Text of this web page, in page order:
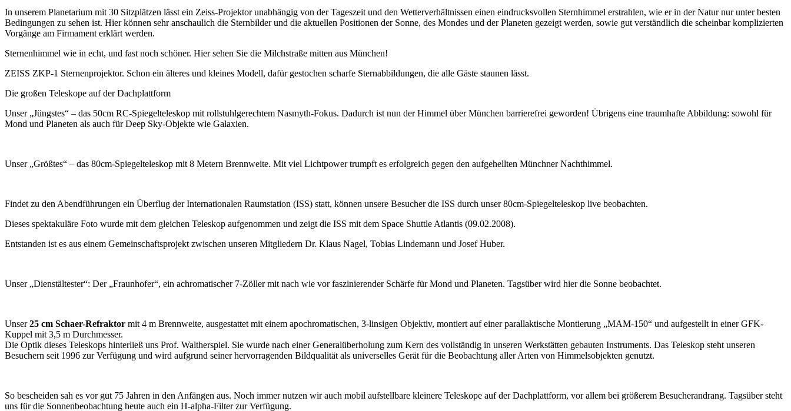
In unserem Planetarium mit 30 Sitzplätzen lässt ein Zeiss-Projektor unabhängig von der Tageszeit und den Wetterverhältnissen einen eindrucksvollen Sternhimmel erstrahlen, wie er in der Natur nur unter besten
Bedingungen zu sehen ist. Hier können sehr anschaulich die Sternbilder und die aktuellen Positionen der Sonne, des Mondes und der Planeten gezeigt werden, sowie gut verständlich die scheinbar komplizierten
Vorgänge am Firmament erklärt werden.
Sternenhimmel wie in echt, und fast noch schöner. Hier sehen Sie die Milchstraße mitten aus München!
ZEISS ZKP-1 Sternenprojektor. Schon ein älteres und kleines Modell, dafür gestochen scharfe Sternabbildungen, die alle Gäste staunen lässt.
Die großen Teleskope auf der Dachplattform
Unser „Jüngstes“ – das 50cm RC-Spiegelteleskop mit rollstuhlgerechtem Nasmyth-Fokus. Dadurch ist nun der Himmel über München barrierefrei geworden! Übrigens eine traumhafte Abbildung: sowohl für
Mond und Planeten als auch für Deep Sky-Objekte wie Galaxien.
Unser „Größtes“ – das 80cm-Spiegelteleskop mit 8 Metern Brennweite. Mit viel Lichtpower trumpft es erfolgreich gegen den aufgehellten Münchner Nachthimmel.
Findet zu den Abendführungen ein Überflug der Internationalen Raumstation (ISS) statt, können unsere Besucher die ISS durch unser 80cm-Spiegelteleskop live beobachten.
Dieses spektakuläre Foto wurde mit dem gleichen Teleskop aufgenommen und zeigt die ISS mit dem Space Shuttle Atlantis (09.02.2008).
Entstanden ist es aus einem Gemeinschaftsprojekt zwischen unseren Mitgliedern Dr. Klaus Nagel, Tobias Lindemann und Josef Huber.
Unser „Dienstältester“: Der „Fraunhofer“, ein achromatischer 7-Zöller mit nach wie vor faszinierender Schärfe für Mond und Planeten. Tagsüber wird hier die Sonne beobachtet.
Unser25 cm Schaer-Refraktor mit 4 m Brennweite, ausgestattet mit einem apochromatischen, 3-linsigen Objektiv, montiert auf einer parallaktische Montierung „MAM-150“ und aufgestellt in einer GFK-
Kuppel mit 3,5 m Durchmesser.
Die Optik dieses Teleskops hinterließ uns Prof. Waltherspiel. Sie wurde nach einer Generalüberholung zum Kern des vollständig in unseren Werkstätten gebauten Instruments. Das Teleskop steht unseren
Besuchern seit 1996 zur Verfügung und wird aufgrund seiner hervorragenden Bildqualität als universelles Gerät für die Beobachtung aller Arten von Himmelsobjekten genutzt.
So bescheiden sah es vor gut 75 Jahren in den Anfängen aus. Noch immer nutzen wir auch mobil aufstellbare kleinere Teleskope auf der Dachplattform, vor allem bei größerem Besucherandrang. Tagsüber steht
uns für die Sonnenbeobachtung heute auch ein H-alpha-Filter zur Verfügung.